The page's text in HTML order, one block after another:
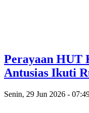
Perayaan HUT
Antusias Ikuti
Senin, 29 Jun 2026 -